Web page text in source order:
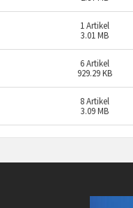
1 Artikel
3.01 MB
6Artikel
929.29 KB
8Artikel
3.09 MB